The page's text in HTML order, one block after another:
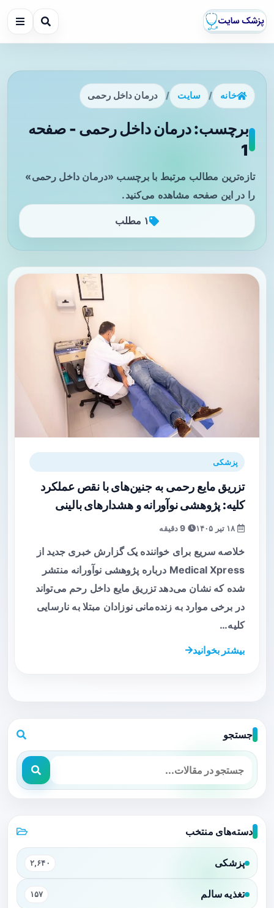
خانه / سایت / درمان داخل رحمی
برچسب: درمان داخل رحمی - صفحه
1
تازه‌ترین مطالب مرتبط با برچسب «درمان داخل رحمی»
را در این صفحه مشاهده می‌کنید.
۱ مطلب
پزشکی
تزریق مایع رحمی به جنین‌های با نقص عملکرد
کلیه: پژوهشی نوآورانه و هشدارهای بالینی
خلاصه سریع برای خواننده یک گزارش خبری جدید از
Medical Xpress درباره پژوهشی نوآورانه منتشر
شده که نشان می‌دهد تزریق مایع داخل رحم می‌تواند
در برخی موارد به زنده‌مانی نوزادان مبتلا به نارسایی
کلیه…
بیشتر بخوانید
جستجو
دسته‌های منتخب
پزشکی ۲,۶۴۰
تغذیه سالم ۱۵۷